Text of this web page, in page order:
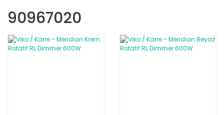
90967020